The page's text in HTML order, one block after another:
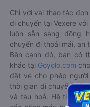
Chỉ với vài thao tác
di chuyển tại Vexere
luôn sẵn sàng đồng
chuyến đi thoải mái, an
Bên cạnh đó, bạn có
khác tại Goyolo.com
đặt vé cho phép người
thời gian di chuyển của
và tàu hoả. Hệ thống